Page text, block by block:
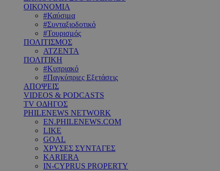
ΟΙΚΟΝΟΜΙΑ
#Καύσιμα
#Συνταξιοδοτικό
#Τουρισμός
ΠΟΛΙΤΙΣΜΟΣ
ΑΤΖΕΝΤΑ
ΠΟΛΙΤΙΚΗ
#Κυπριακό
#Παγκύπριες Εξετάσεις
ΑΠΟΨΕΙΣ
VIDEOS & PODCASTS
TV ΟΔΗΓΟΣ
PHILENEWS NETWORK
EN.PHILENEWS.COM
LIKE
GOAL
ΧΡΥΣΕΣ ΣΥΝΤΑΓΕΣ
KARIERA
IN-CYPRUS PROPERTY